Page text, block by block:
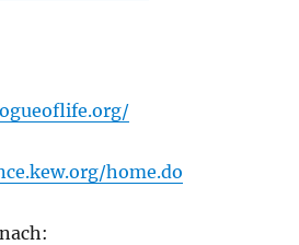
home.do